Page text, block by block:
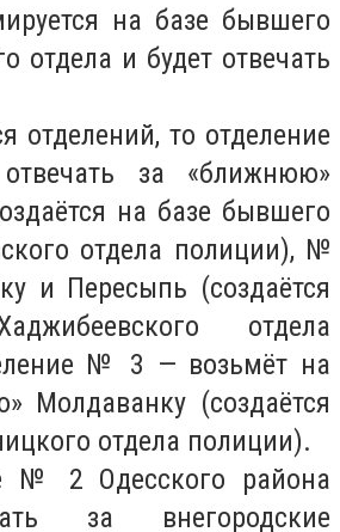
на базе бывшего
отдела и будет отвечать
отделений, то отделение
за «ближнюю»
на базе бывшего
отдела полиции), №
и Пересыпь (создаётся
отдела
№ 3 — возьмёт на
Молдаванку (создаётся
отдела полиции).
№ 2 Одесского района
за внегородские